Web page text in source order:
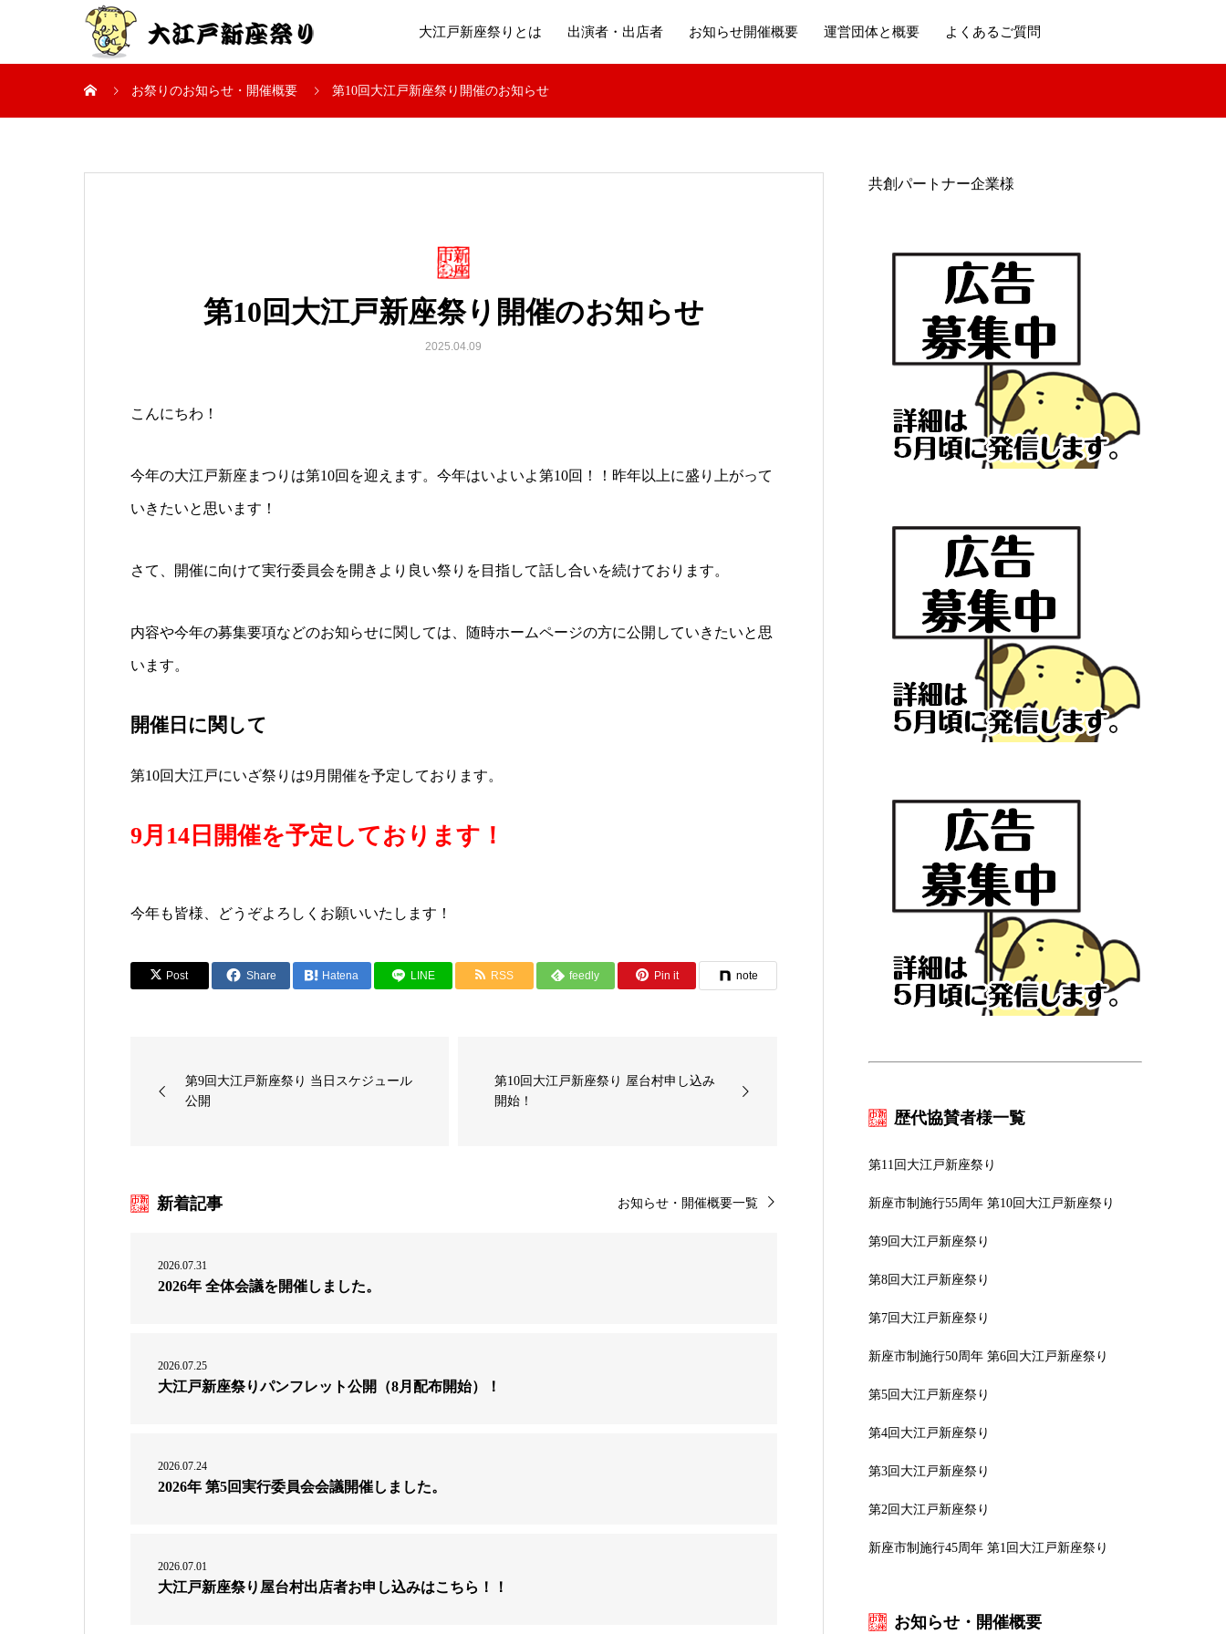
大江戸新座祭りとは 出演者・出店者 お知らせ開催概要 運営団体と概要 よくあるご質問
お祭りのお知らせ・開催概要 第10回大江戸新座祭り開催のお知らせ
第10回大江戸新座祭り開催のお知らせ
2025.04.09
こんにちわ！
今年の大江戸新座まつりは第10回を迎えます。今年はいよいよ第10回！！昨年以上に盛り上がって
いきたいと思います！
さて、開催に向けて実行委員会を開きより良い祭りを目指して話し合いを続けております。
内容や今年の募集要項などのお知らせに関しては、随時ホームページの方に公開していきたいと思
います。
開催日に関して
第10回大江戸にいざ祭りは9月開催を予定しております。
9月14日開催を予定しております！
今年も皆様、どうぞよろしくお願いいたします！
Post Share Hatena LINE RSS feedly Pin it note
第9回大江戸新座祭り 当日スケジュール
公開
第10回大江戸新座祭り 屋台村申し込み
開始！
新着記事 お知らせ・開催概要一覧
2026.07.31
2026年 全体会議を開催しました。
2026.07.25
大江戸新座祭りパンフレット公開（8月配布開始）！
2026.07.24
2026年 第5回実行委員会会議開催しました。
2026.07.01
大江戸新座祭り屋台村出店者お申し込みはこちら！！
共創パートナー企業様
歴代協賛者様一覧
第11回大江戸新座祭り
新座市制施行55周年 第10回大江戸新座祭り
第9回大江戸新座祭り
第8回大江戸新座祭り
第7回大江戸新座祭り
新座市制施行50周年 第6回大江戸新座祭り
第5回大江戸新座祭り
第4回大江戸新座祭り
第3回大江戸新座祭り
第2回大江戸新座祭り
新座市制施行45周年 第1回大江戸新座祭り
お知らせ・開催概要